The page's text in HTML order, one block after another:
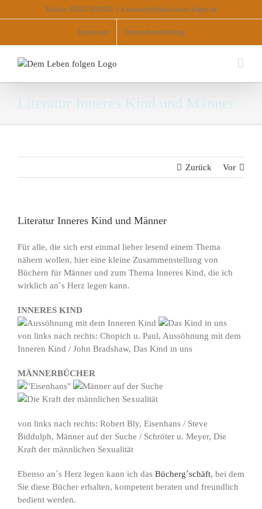
Inhalt
Telefon: 08541/5839820 k.eisenreich@dem-leben-folgen.de
Impressum Datenschutzerklärung
Literatur Inneres Kind und Männer
Zurück Vor
Literatur Inneres Kind und Männer
Für alle, die sich erst einmal lieber lesend einem Thema
nähern wollen, hier eine kleine Zusammenstellung von
Büchern für Männer und zum Thema Inneres Kind, die ich
wirklich an´s Herz legen kann.
INNERES KIND
von links nach rechts: Chopich u. Paul, Aussöhnung mit dem
Inneren Kind / John Bradshaw, Das Kind in uns
MÄNNERBÜCHER
von links nach rechts: Robert Bly, Eisenhans / Steve
Biddulph, Männer auf der Suche / Schröter u. Meyer, Die
Kraft der männlichen Sexualität
Ebenso an´s Herz legen kann ich das Bücherg`schäft, bei dem
Sie diese Bücher erhalten, kompetent beraten und freundlich
bedient werden.